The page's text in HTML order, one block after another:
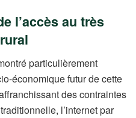
l’accès au très
particulièrement
économique futur de cette
des contraintes
l’internet par